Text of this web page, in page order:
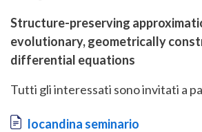
Structure-preserving
evolutionary, geometrically
differential equations
Tutti gli interessati sono invitati a
Document
locandina seminario